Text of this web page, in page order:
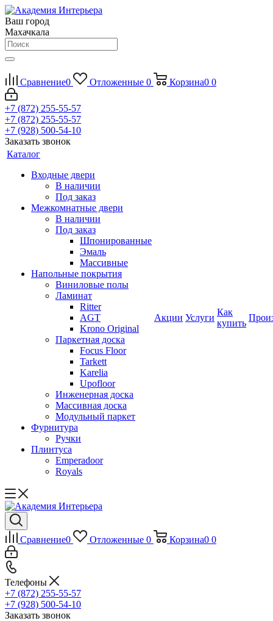
Ваш город
Махачкала
Сравнение0 Отложенные 0 Корзина0 0
+7 (872) 255-55-57
+7 (872) 255-55-57
+7 (928) 500-54-10
Заказать звонок
Каталог
Входные двери
В наличии
Под заказ
Межкомнатные двери
В наличии
Под заказ
Шпонированные
Эмаль
Массивные
Напольные покрытия
Виниловые полы
Ламинат
Ritter
AGT
Krono Original
Паркетная доска
Focus Floor
Tarkett
Karelia
Upofloor
Инженерная доска
Массивная доска
Модульный паркет
Фурнитура
Ручки
Плинтуса
Emperadoor
Royals
Акции Услуги
Как
купить
Сравнение0 Отложенные 0 Корзина0 0
Телефоны
+7 (872) 255-55-57
+7 (928) 500-54-10
Заказать звонок